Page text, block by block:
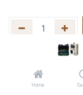
Home
Agregar a la
Share :